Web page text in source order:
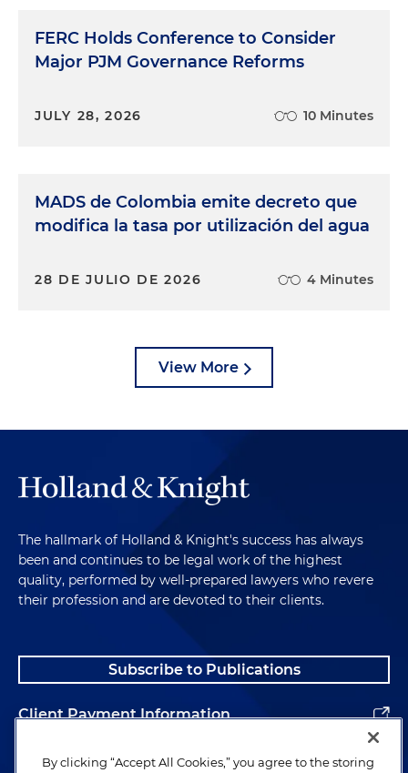
FERC Holds Conference to Consider
Major PJM Governance Reforms
JULY 28, 2026 10 Minutes
MADS de Colombia emite decreto que
modifica la tasa por utilización del agua
28 DE JULIO DE 2026 4 Minutes
View More
The hallmark of Holland & Knight's success has always
been and continues to be legal work of the highest
quality, performed by well-prepared lawyers who revere
their profession and are devoted to their clients.
Subscribe to Publications
Client Payment Information
Alumni
By clicking “Accept All Cookies,” you agree to the storing